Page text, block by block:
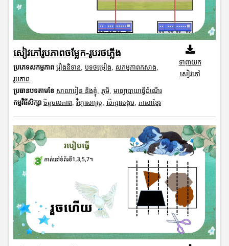
សៀវភៅរូបភាពចម្លែក-រូបរថភ្លើង
ប្រភេទសកម្មភាព រឿងនិទាន, បទចម្រៀង, សកម្មភាពកសាង,
រូបភាព
ប្រធានបទតាមខែ សាលារៀន និងខ្ញុំ, ភូមិ, មធ្យោបាយធ្វើដំណើរ
កម្មវិធីសិក្សា ចិត្តចលភាព, វិទ្យាសាស្រ្ត, សិក្សាសង្គម, ភាសាខ្មែរ
ទាញយក
សៀវភៅ